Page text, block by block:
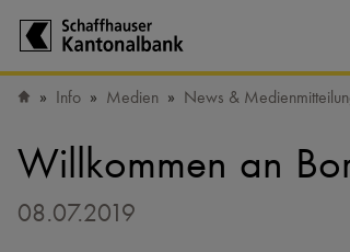
Info Medien News &
Willkommen an
08.07.2019